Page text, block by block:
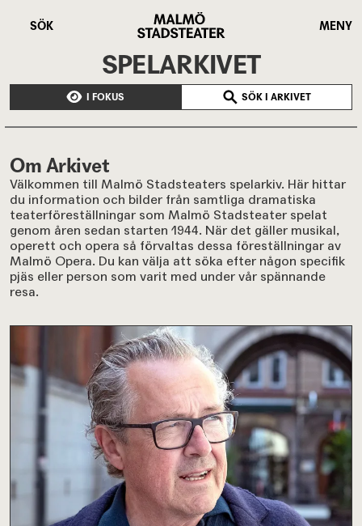
SÖK
Stadsteater
MENY
SPELARKIVET
I FOKUS SÖK I ARKIVET
Om Arkivet
Välkommen till Malmö Stadsteaters spelarkiv. Här hittar
du information och bilder från samtliga dramatiska
teaterföreställningar som Malmö Stadsteater spelat
genom åren sedan starten 1944. När det gäller musikal,
operett och opera så förvaltas dessa föreställningar av
Malmö Opera. Du kan välja att söka efter någon specifik
pjäs eller person som varit med under vår spännande
resa.